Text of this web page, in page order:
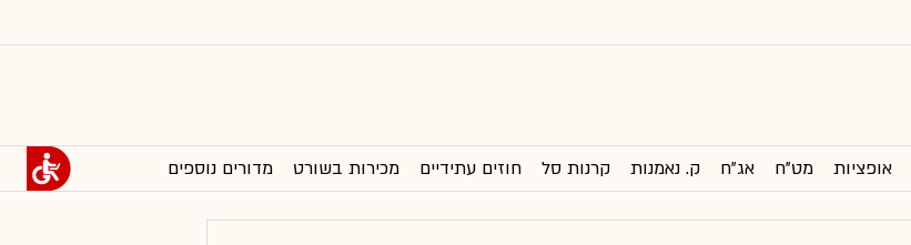
אופציות מט"ח אג"ח ק. נאמנות קרנות סל חוזים עתידיים מכירות בשורט מדורים נוספים